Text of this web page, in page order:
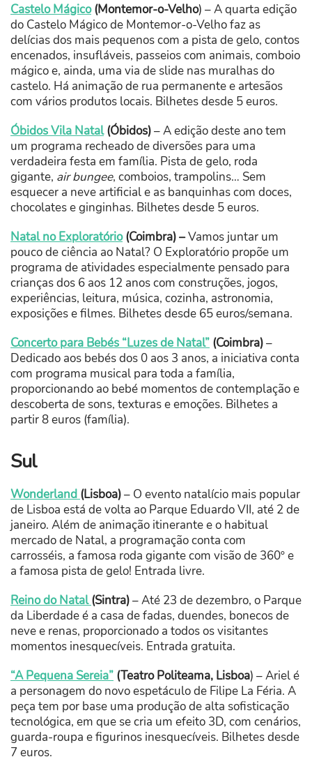
Castelo Mágico(Montemor-o-Velho) – A quarta edição
do Castelo Mágico de Montemor-o-Velho faz as
delícias dos mais pequenos com a pista de gelo, contos
encenados, insufláveis, passeios com animais, comboio
mágico e, ainda, uma via de slide nas muralhas do
castelo. Há animação de rua permanente e artesãos
com vários produtos locais. Bilhetes desde 5 euros.
Óbidos Vila Natal(Óbidos)– A edição deste ano tem
um programa recheado de diversões para uma
verdadeira festa em família. Pista de gelo, roda
gigante, air bungee, comboios, trampolins… Sem
esquecer a neve artificial e as banquinhas com doces,
chocolates e ginginhas. Bilhetes desde 5 euros.
Natal no Exploratório(Coimbra) –Vamos juntar um
pouco de ciência ao Natal? O Exploratório propõe um
programa de atividades especialmente pensado para
crianças dos 6 aos 12 anos com construções, jogos,
experiências, leitura, música, cozinha, astronomia,
exposições e filmes. Bilhetes desde 65 euros/semana.
Concerto para Bebés “Luzes de Natal” (Coimbra)–
Dedicado aos bebés dos 0 aos 3 anos, a iniciativa conta
com programa musical para toda a família,
proporcionando ao bebé momentos de contemplação e
descoberta de sons, texturas e emoções. Bilhetes a
partir 8 euros (família).
Sul
Wonderland (Lisboa)– O evento natalício mais popular
de Lisboa está de volta ao Parque Eduardo VII, até 2 de
janeiro. Além de animação itinerante e o habitual
mercado de Natal, a programação conta com
carrosséis, a famosa roda gigante com visão de 360º e
a famosa pista de gelo! Entrada livre.
Reino do Natal(Sintra)– Até 23 de dezembro, o Parque
da Liberdade é a casa de fadas, duendes, bonecos de
neve e renas, proporcionado a todos os visitantes
momentos inesquecíveis. Entrada gratuita.
“A Pequena Sereia” (Teatro Politeama, Lisboa) – Ariel é
a personagem do novo espetáculo de Filipe La Féria. A
peça tem por base uma produção de alta sofisticação
tecnológica, em que se cria um efeito 3D, com cenários,
guarda-roupa e figurinos inesquecíveis. Bilhetes desde
7 euros.